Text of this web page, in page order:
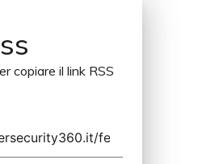
copiare il link RSS